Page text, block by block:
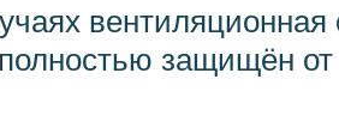
защищён